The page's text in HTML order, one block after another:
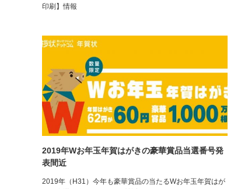
印刷】情報
2019年Wお年玉年賀はがきの豪華賞品当選番号発
表間近
2019年（H31）今年も豪華賞品の当たるWお年玉年賀はが